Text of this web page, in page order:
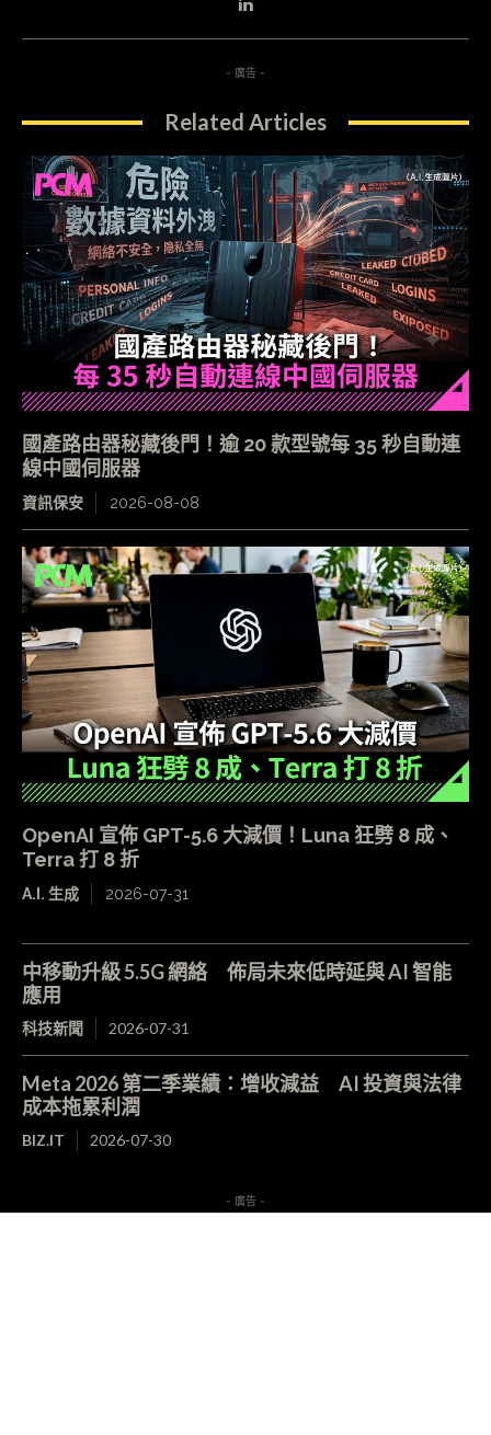
- 廣告 -
Related Articles
國產路由器秘藏後門！逾 20 款型號每 35 秒自動連
線中國伺服器
資訊保安 2026-08-08
OpenAI 宣佈 GPT-5.6 大減價！Luna 狂劈 8 成、
Terra 打 8 折
A.I. 生成 2026-07-31
中移動升級 5.5G 網絡 佈局未來低時延與 AI 智能
應用
科技新聞 2026-07-31
Meta 2026 第二季業績：增收減益 AI 投資與法律
成本拖累利潤
BIZ.IT 2026-07-30
- 廣告 -